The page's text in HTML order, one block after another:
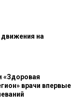
движения на
«Здоровая
врачи впервые